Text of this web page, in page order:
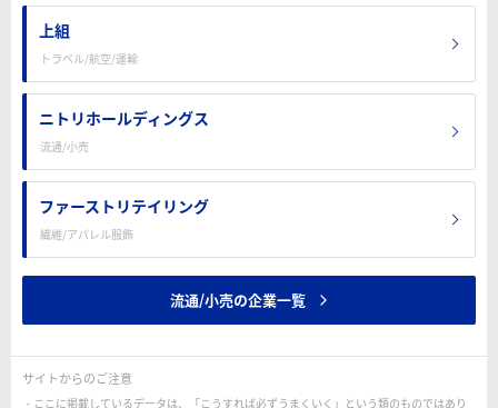
上組
トラベル/航空/運輸
ニトリホールディングス
流通/小売
ファーストリテイリング
繊維/アパレル服飾
流通/小売の企業一覧
サイトからのご注意
ここに掲載しているデータは、「こうすれば必ずうまくいく」という類のものではあり